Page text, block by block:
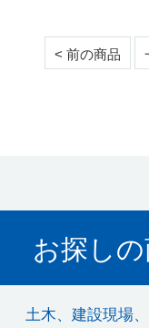
< 前の商品
お探し
土木、建設現場